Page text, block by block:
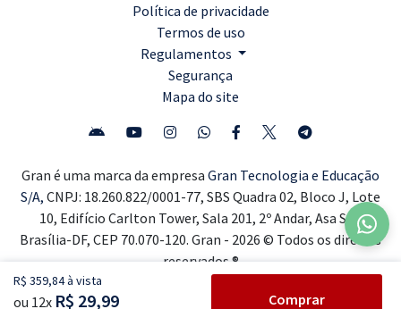
R$ 359,84 à vista
ou 12x R$ 29,99 Comprar
Política de privacidade
Termos de uso
Regulamentos
Segurança
Mapa do site
Gran é uma marca da empresa Gran Tecnologia e Educação
S/A, CNPJ: 18.260.822/0001-77, SBS Quadra 02, Bloco J, Lote
10, Edifício Carlton Tower, Sala 201, 2º Andar, Asa Sul,
Brasília-DF, CEP 70.070-120. Gran - 2026 © Todos os direitos
reservados ®